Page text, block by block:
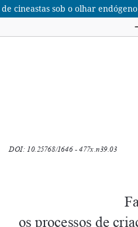
cineastas sob o olhar endógeno